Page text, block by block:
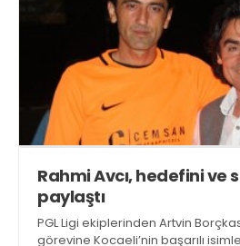
Rahmi Avcı, hedefini ve
paylaştı
PGL Ligi ekiplerinden Artvin
görevine Kocaeli’nin başarılı